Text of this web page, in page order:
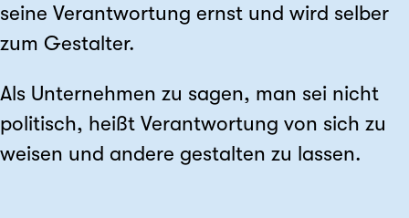
seine Verantwortung ernst und wird selber
zum Gestalter.
Als Unternehmen zu sagen, man sei nicht
politisch, heißt Verantwortung von sich zu
weisen und andere gestalten zu lassen.